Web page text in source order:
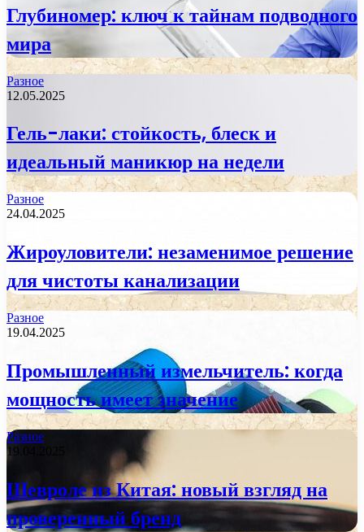
Глубиномер: ключ к тайнам подводного
мира
Разное
12.05.2025
Гель-лаки: стойкость, блеск и
идеальный маникюр на недели
Разное
24.04.2025
Жироуловители: незаменимое решение
для чистоты канализации
Разное
19.04.2025
Промышленный измельчитель: когда
мощность имеет значение
Разное
19.04.2025
Шевроле из Китая: новый взгляд на
проверенный бренд